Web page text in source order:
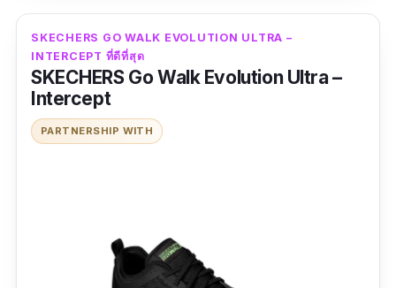
ข้อเสีย
ราคาแพง
SKECHERS GO WALK EVOLUTION ULTRA –
INTERCEPT ที่ดีที่สุด
SKECHERS Go Walk Evolution Ultra –
Intercept
PARTNERSHIP WITH